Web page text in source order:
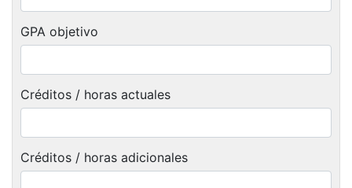
GPA objetivo
Créditos / horas actuales
Créditos / horas adicionales